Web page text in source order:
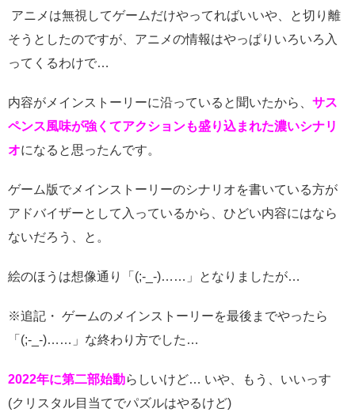
アニメは無視してゲームだけやってればいいや、と切り離
そうとしたのですが、アニメの情報はやっぱりいろいろ入
ってくるわけで…
内容がメインストーリーに沿っていると聞いたから、 サス
ペンス風味が強くてアクションも盛り込まれた濃いシナリ
オになると思ったんです。
ゲーム版でメインストーリーのシナリオを書いている方が
アドバイザーとして入っているから、ひどい内容にはなら
ないだろう、と。
絵のほうは想像通り「 (;-_-)……」となりましたが…
※追記・ ゲームのメインストーリーを最後までやったら
「 (;-_-)……」な終わり方でした…
2022年に第二部始動らしいけど… いや、もう、いいっす
(クリスタル目当てでパズルはやるけど)